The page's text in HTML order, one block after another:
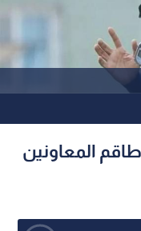
المعاونين